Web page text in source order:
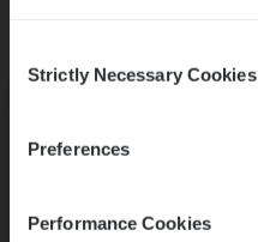
Selection
Strictly Necessary Cookies
Preferences
Performance Cookies